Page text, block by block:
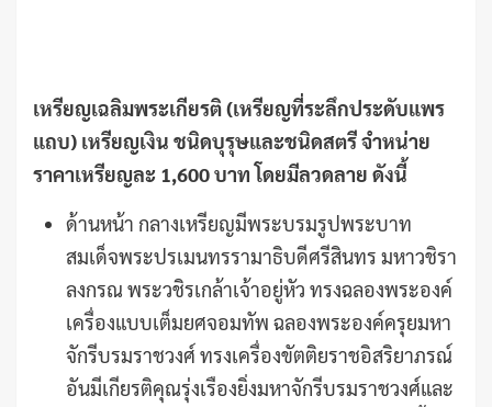
เหรียญเฉลิมพระเกียรติ (เหรียญที่ระลึกประดับแพร
แถบ) เหรียญเงิน ชนิดบุรุษและชนิดสตรี จำหน่าย
ราคาเหรียญละ 1,600 บาท โดยมีลวดลาย ดังนี้
ด้านหน้า กลางเหรียญมีพระบรมรูปพระบาท
สมเด็จพระปรเมนทรรามาธิบดีศรีสินทร มหาวชิรา
ลงกรณ พระวชิรเกล้าเจ้าอยู่หัว ทรงฉลองพระองค์
เครื่องแบบเต็มยศจอมทัพ ฉลองพระองค์ครุยมหา
จักรีบรมราชวงศ์ ทรงเครื่องขัตติยราชอิสริยาภรณ์
อันมีเกียรติคุณรุ่งเรืองยิ่งมหาจักรีบรมราชวงศ์และ